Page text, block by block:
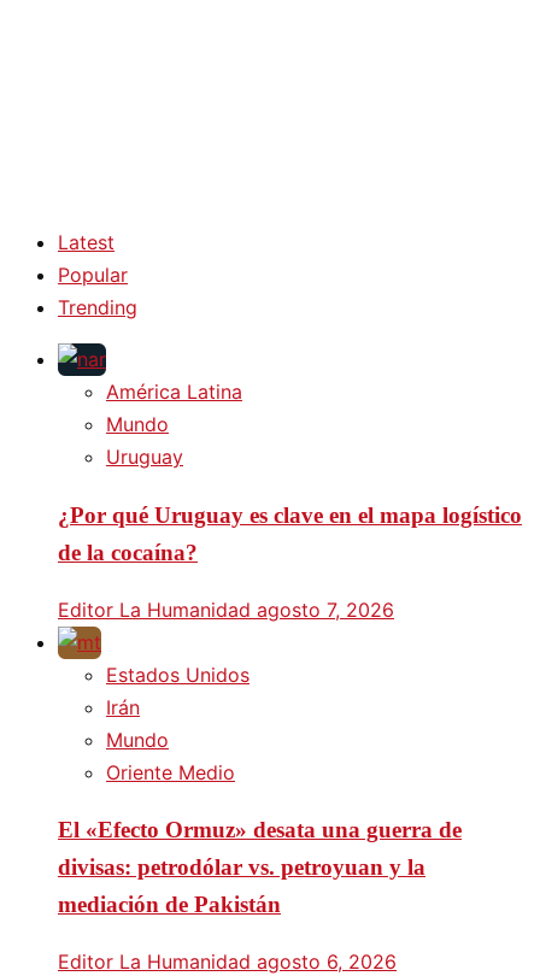
Latest
Popular
Trending
América Latina
Mundo
Uruguay
¿Por qué Uruguay es clave en el mapa logístico
de la cocaína?
Editor La Humanidad agosto 7, 2026
Estados Unidos
Irán
Mundo
Oriente Medio
El «Efecto Ormuz» desata una guerra de
divisas: petrodólar vs. petroyuan y la
mediación de Pakistán
Editor La Humanidad agosto 6, 2026